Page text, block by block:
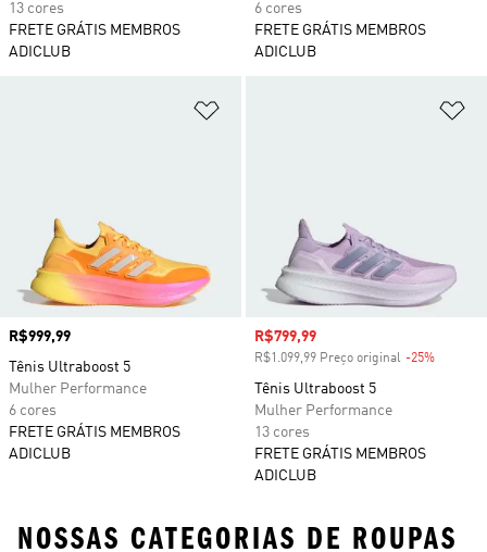
13 cores
FRETE GRÁTIS MEMBROS
ADICLUB
6 cores
FRETE GRÁTIS MEMBROS
ADICLUB
Preço
R$999,99
Tênis Ultraboost 5
Mulher Performance
6 cores
FRETE GRÁTIS MEMBROS
ADICLUB
Preço com desconto
R$799,99
R$1.099,99 Preço original -25%
Tênis Ultraboost 5
Mulher Performance
13 cores
FRETE GRÁTIS MEMBROS
ADICLUB
NOSSAS CATEGORIAS DE ROUPAS